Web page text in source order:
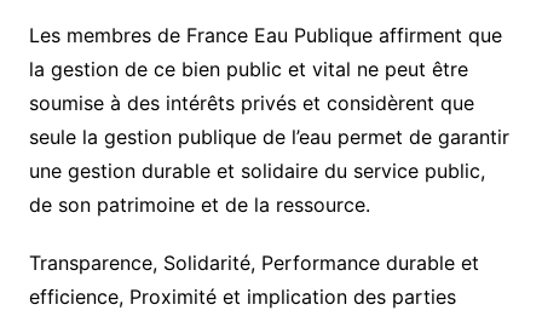
Les membres de France Eau Publique affirment que
la gestion de ce bien public et vital ne peut être
soumise à des intérêts privés et considèrent que
seule la gestion publique de l’eau permet de garantir
une gestion durable et solidaire du service public,
de son patrimoine et de la ressource.
Transparence, Solidarité, Performance durable et
efficience, Proximité et implication des parties